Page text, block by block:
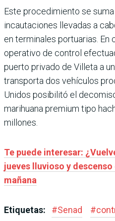
Este procedimiento se
incautaciones llevadas a
en terminales portuarias. En
operativo de control
puerto privado de Villeta a
transporta dos vehículos
Unidos posibilitó el
marihuana premium tipo
millones.
Te puede interesar:
jueves lluvioso y
mañana
Etiquetas: #Senad #